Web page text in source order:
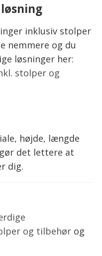
inklusiv stolper
nemmere og du
løsninger her:
stolper og
højde, længde
det lettere at
dig.
og tilbehørog